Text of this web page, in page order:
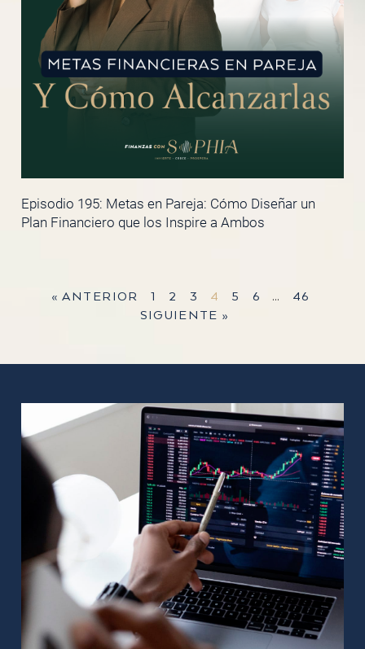
Episodio 195: Metas en Pareja: Cómo Diseñar un
Plan Financiero que los Inspire a Ambos
« ANTERIOR 1 2 3 4 5 6 …
46
SIGUIENTE »